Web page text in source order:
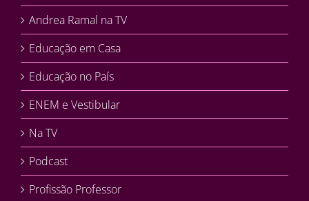
Andrea Ramal na TV
Educação em Casa
Educação no País
ENEM e Vestibular
Na TV
Podcast
Profissão Professor